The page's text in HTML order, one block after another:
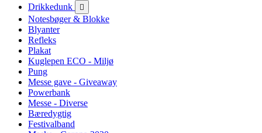
Drikkedunk

Notesbøger & Blokke
Blyanter
Refleks
Plakat
Kuglepen ECO - Miljø
Pung
Messe gave - Giveaway
Powerbank
Messe - Diverse
Bæredygtig
Festivalband